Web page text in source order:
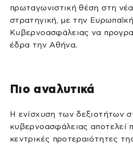
πρωταγωνιστική θέση στη
στρατηγική, με την
Κυβερνοασφάλειας να
έδρα την Αθήνα.
Πιο αναλυτικά
Η ενίσχυση των δεξιοτήτων
κυβερνοασφάλειας αποτελεί
κεντρικές προτεραιότητες